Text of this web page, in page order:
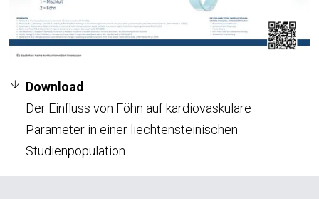
Download
Der Einfluss von Föhn auf kardiovaskuläre
Parameter in einer liechtensteinischen
Studienpopulation